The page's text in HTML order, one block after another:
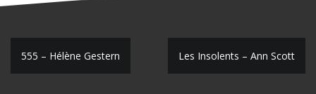
N
555 – Hélène Gestern Les Insolents – Ann Scott